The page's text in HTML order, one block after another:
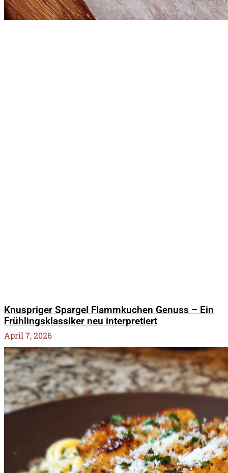
Knuspriger Spargel Flammkuchen Genuss – Ein
Frühlingsklassiker neu interpretiert
April 7, 2026